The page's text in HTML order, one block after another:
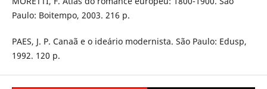
Paulo: Boitempo, 2003. 216 p.
PAES, J. P. Canaã e o ideário modernista. São Paulo: Edusp,
1992. 120 p.